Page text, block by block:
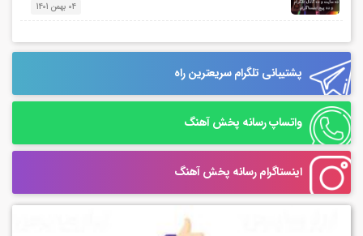
04 بهمن 1401
پشتیبانی تلگرام سریعترین راه
واتساپ رسانه پخش آهنگ
اینستاگرام رسانه پخش آهنگ